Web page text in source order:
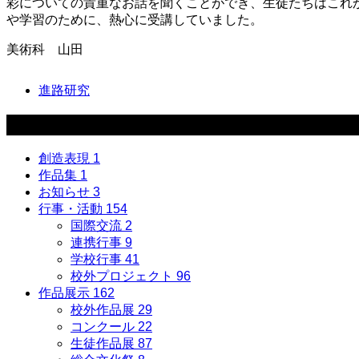
彩についての貴重なお話を聞くことができ、生徒たちはこれ
や学習のために、熱心に受講していました。
美術科 山田
進路研究
創造表現 1
作品集 1
お知らせ 3
行事・活動 154
国際交流 2
連携行事 9
学校行事 41
校外プロジェクト 96
作品展示 162
校外作品展 29
コンクール 22
生徒作品展 87